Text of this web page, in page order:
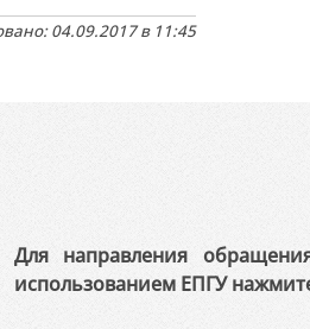
04.09.2017 в 11:45
Для направления
использованием ЕПГУ